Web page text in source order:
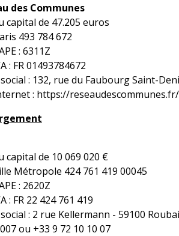
des Communes
capital de 47.205 euros
493 784 672
: 6311Z
: FR 01493784672
: 132, rue du Faubourg Saint-
: https://reseaudescommunes.fr/
capital de 10 069 020 €
Métropole 424 761 419 00045
: 2620Z
: FR 22 424 761 419
: 2 rue Kellermann - 59100
ou +33 9 72 10 10 07